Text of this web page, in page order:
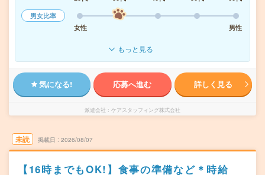
男女比率
女性
男性
もっと見る
気になる! 応募へ進む 詳しく見る
派遣会社 ケアスタッフィング株式会社
未読 掲載日 2026/08/07
【16時までもOK!】食事の準備など＊時給